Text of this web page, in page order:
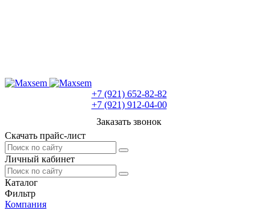
+7 (921) 652-82-82
+7 (921) 912-04-00
Заказать звонок
Скачать прайс-лист
Личный кабинет
Каталог
Фильтр
Компания